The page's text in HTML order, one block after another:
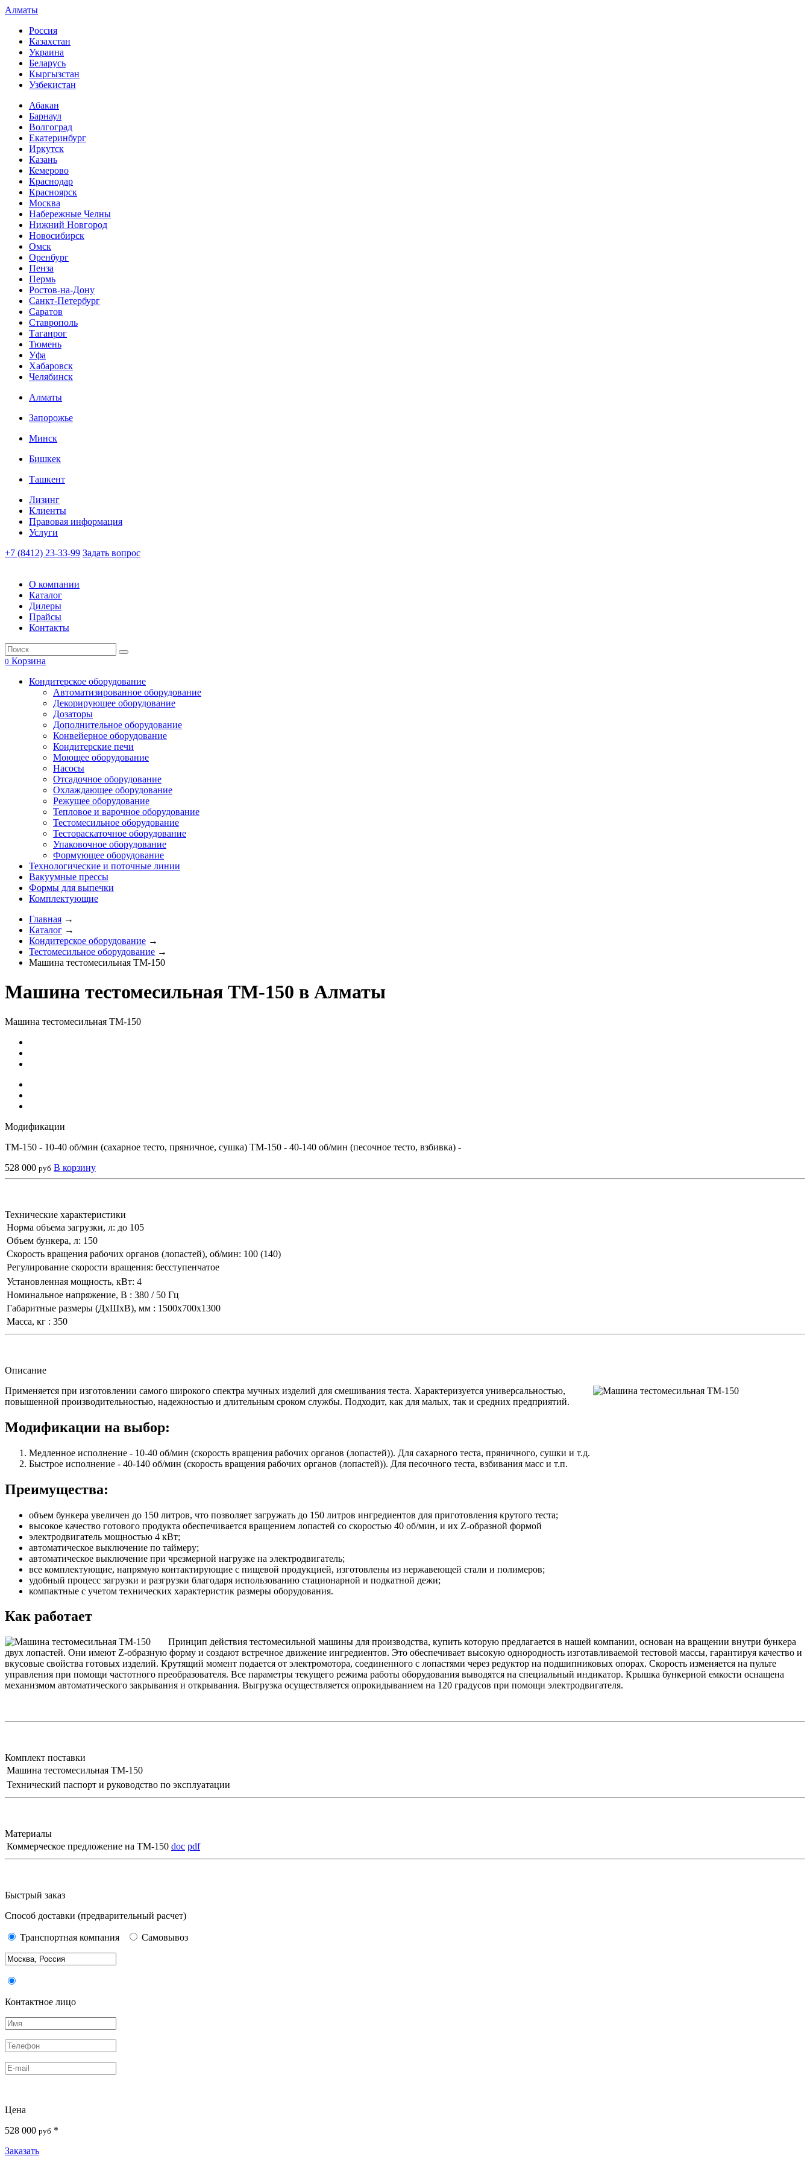
Алматы
Россия
Казахстан
Украина
Беларусь
Кыргызстан
Узбекистан
Абакан
Барнаул
Волгоград
Екатеринбург
Иркутск
Казань
Кемерово
Краснодар
Красноярск
Москва
Набережные Челны
Нижний Новгород
Новосибирск
Омск
Оренбург
Пенза
Пермь
Ростов-на-Дону
Санкт-Петербург
Саратов
Ставрополь
Таганрог
Тюмень
Уфа
Хабаровск
Челябинск
Алматы
Запорожье
Минск
Бишкек
Ташкент
Лизинг
Клиенты
Правовая информация
Услуги
+7 (8412) 23-33-99 Задать вопрос
О компании
Каталог
Дилеры
Прайсы
Контакты
0 Корзина
Кондитерское оборудование
Автоматизированное оборудование
Декорирующее оборудование
Дозаторы
Дополнительное оборудование
Конвейерное оборудование
Кондитерские печи
Моющее оборудование
Насосы
Отсадочное оборудование
Охлаждающее оборудование
Режущее оборудование
Тепловое и варочное оборудование
Тестомесильное оборудование
Тестораскаточное оборудование
Упаковочное оборудование
Формующее оборудование
Технологические и поточные линии
Вакуумные прессы
Формы для выпечки
Комплектующие
Главная →
Каталог →
Кондитерское оборудование →
Тестомесильное оборудование →
Машина тестомесильная ТМ-150
Машина тестомесильная ТМ-150 в Алматы
Машина тестомесильная ТМ-150
Модификации
ТМ-150 - 10-40 об/мин (сахарное тесто, пряничное, сушка) ТМ-150 - 40-140 об/мин (песочное тесто, взбивка) -
528 000 руб В корзину
Технические характеристики
Норма объема загрузки, л: до 105
Объем бункера, л: 150
Скорость вращения рабочих органов (лопастей), об/мин: 100 (140)
Регулирование скорости вращения: бесступенчатое
Установленная мощность, кВт: 4
Номинальное напряжение, В : 380 / 50 Гц
Габаритные размеры (ДхШхВ), мм : 1500х700х1300
Масса, кг : 350
Описание
Применяется при изготовлении самого широкого спектра мучных изделий для смешивания теста. Характеризуется универсальностью,
повышенной производительностью, надежностью и длительным сроком службы. Подходит, как для малых, так и средних предприятий.
Модификации на выбор:
Медленное исполнение - 10-40 об/мин (скорость вращения рабочих органов (лопастей)). Для сахарного теста, пряничного, сушки и т.д.
Быстрое исполнение - 40-140 об/мин (скорость вращения рабочих органов (лопастей)). Для песочного теста, взбивания масс и т.п.
Преимущества:
объем бункера увеличен до 150 литров, что позволяет загружать до 150 литров ингредиентов для приготовления крутого теста;
высокое качество готового продукта обеспечивается вращением лопастей со скоростью 40 об/мин, и их Z-образной формой
электродвигатель мощностью 4 кВт;
автоматическое выключение по таймеру;
автоматическое выключение при чрезмерной нагрузке на электродвигатель;
все комплектующие, напрямую контактирующие с пищевой продукцией, изготовлены из нержавеющей стали и полимеров;
удобный процесс загрузки и разгрузки благодаря использованию стационарной и подкатной дежи;
компактные с учетом технических характеристик размеры оборудования.
Как работает
Принцип действия тестомесильной машины для производства, купить которую предлагается в нашей компании, основан на вращении внутри бункера
двух лопастей. Они имеют Z-образную форму и создают встречное движение ингредиентов. Это обеспечивает высокую однородность изготавливаемой тестовой массы, гарантируя качество и
вкусовые свойства готовых изделий. Крутящий момент подается от электромотора, соединенного с лопастями через редуктор на подшипниковых опорах. Скорость изменяется на пульте
управления при помощи частотного преобразователя. Все параметры текущего режима работы оборудования выводятся на специальный индикатор. Крышка бункерной емкости оснащена
механизмом автоматического закрывания и открывания. Выгрузка осуществляется опрокидыванием на 120 градусов при помощи электродвигателя.
Комплект поставки
Машина тестомесильная ТМ-150
Технический паспорт и руководство по эксплуатации
Материалы
Коммерческое предложение на ТМ-150 doc pdf
Быстрый заказ
Способ доставки (предварительный расчет)
Транспортная компания Самовывоз
Контактное лицо
Цена
528 000 руб *
Заказать